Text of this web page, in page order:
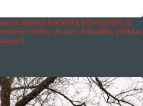
nemzeti kisebbség képviselőitől az
nyelvi, oktatási, kulturális, politikai